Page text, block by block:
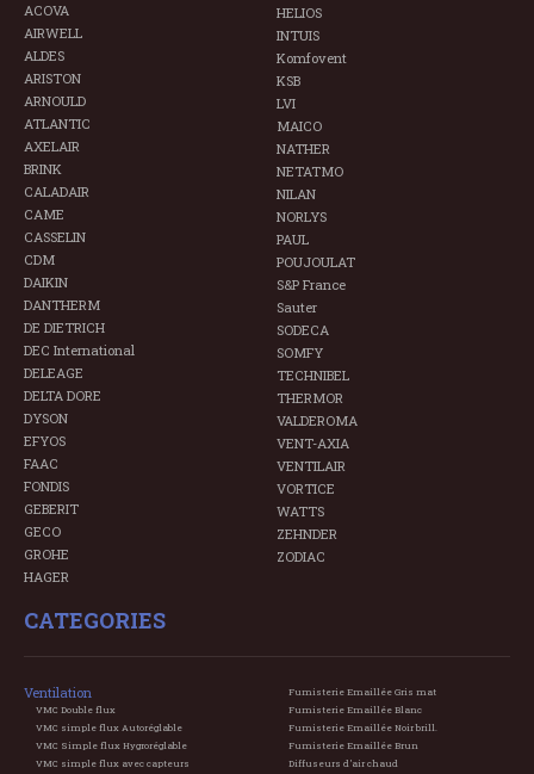
ACOVA
AIRWELL
ALDES
ARISTON
ARNOULD
ATLANTIC
AXELAIR
BRINK
CALADAIR
CAME
CASSELIN
CDM
DAIKIN
DANTHERM
DE DIETRICH
DEC International
DELEAGE
DELTA DORE
DYSON
EFYOS
FAAC
FONDIS
GEBERIT
GECO
GROHE
HAGER
HELIOS
INTUIS
Komfovent
KSB
LVI
MAICO
NATHER
NETATMO
NILAN
NORLYS
PAUL
POUJOULAT
S&P France
Sauter
SODECA
SOMFY
TECHNIBEL
THERMOR
VALDEROMA
VENT-AXIA
VENTILAIR
VORTICE
WATTS
ZEHNDER
ZODIAC
CATEGORIES
Ventilation
VMC Double flux
VMC simple flux Autoréglable
VMC Simple flux Hygroréglable
VMC simple flux avec capteurs
Fumisterie Emaillée Gris mat
Fumisterie Emaillée Blanc
Fumisterie Emaillée Noir brill.
Fumisterie Emaillée Brun
Diffuseurs d'air chaud